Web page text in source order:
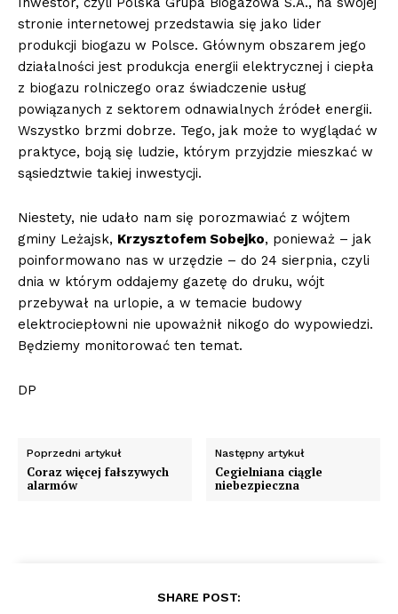
stronie internetowej przedstawia się jako lider
produkcji biogazu w Polsce. Głównym obszarem jego
działalności jest produkcja energii elektrycznej i ciepła
z biogazu rolniczego oraz świadczenie usług
powiązanych z sektorem odnawialnych źródeł energii.
Wszystko brzmi dobrze. Tego, jak może to wyglądać w
praktyce, boją się ludzie, którym przyjdzie mieszkać w
sąsiedztwie takiej inwestycji.
Niestety, nie udało nam się porozmawiać z wójtem
gminy Leżajsk, Krzysztofem Sobejko, ponieważ – jak
poinformowano nas w urzędzie – do 24 sierpnia, czyli
dnia w którym oddajemy gazetę do druku, wójt
przebywał na urlopie, a w temacie budowy
elektrociepłowni nie upoważnił nikogo do wypowiedzi.
Będziemy monitorować ten temat.
DP
Poprzedni artykuł
Coraz więcej fałszywych
alarmów
Następny artykuł
Cegielniana ciągle
niebezpieczna
SHARE POST: